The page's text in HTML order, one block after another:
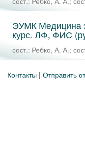
ЭУМК Медицина
курс. ЛФ, ФИС
сост.: Ребко, А. А.;
Контакты | Отправить